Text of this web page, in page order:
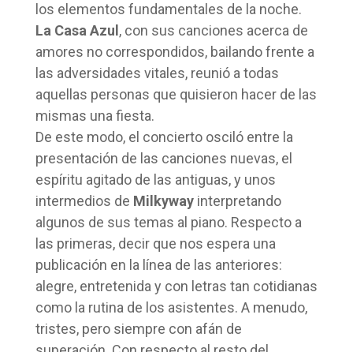
los elementos fundamentales de la noche.
La Casa Azul , con sus canciones acerca de
amores no correspondidos, bailando frente a
las adversidades vitales, reunió a todas
aquellas personas que quisieron hacer de las
mismas una fiesta.
De este modo, el concierto osciló entre la
presentación de las canciones nuevas, el
espíritu agitado de las antiguas, y unos
intermedios de Milkywayinterpretando
algunos de sus temas al piano. Respecto a
las primeras, decir que nos espera una
publicación en la línea de las anteriores:
alegre, entretenida y con letras tan cotidianas
como la rutina de los asistentes. A menudo,
tristes, pero siempre con afán de